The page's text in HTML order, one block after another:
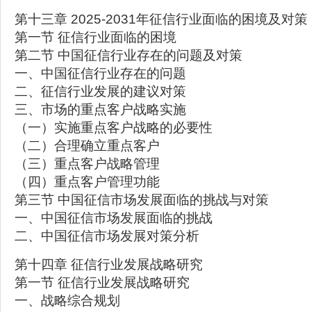
第十三章 2025-2031年征信行业面临的困境及对策
第一节 征信行业面临的困境
第二节 中国征信行业存在的问题及对策
一、中国征信行业存在的问题
二、征信行业发展的建议对策
三、市场的重点客户战略实施
（一）实施重点客户战略的必要性
（二）合理确立重点客户
（三）重点客户战略管理
（四）重点客户管理功能
第三节 中国征信市场发展面临的挑战与对策
一、中国征信市场发展面临的挑战
二、中国征信市场发展对策分析
第十四章 征信行业发展战略研究
第一节 征信行业发展战略研究
一、战略综合规划